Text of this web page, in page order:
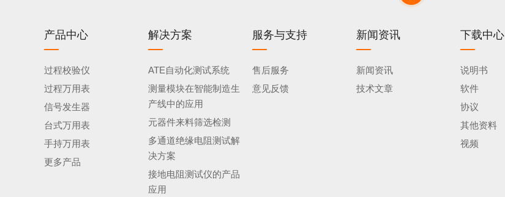
产品中心
过程校验仪
过程万用表
信号发生器
台式万用表
手持万用表
更多产品
解决方案
ATE自动化测试系统
测量模块在智能制造生
产线中的应用
元器件来料筛选检测
多通道绝缘电阻测试解
决方案
接地电阻测试仪的产品
应用
服务与支持
售后服务
意见反馈
新闻资讯
新闻资讯
技术文章
下载中心
说明书
软件
协议
其他资料
视频